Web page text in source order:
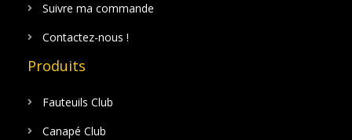
Suivre ma commande
Contactez-nous !
Produits
Fauteuils Club
Canapé Club